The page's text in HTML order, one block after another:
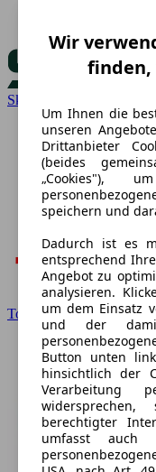
Skoda
Toyota
Wir
finden,
Um Ihnen die
unseren
Drittanbieter
(beides
„Cookies"),
speichern und
Dadurch ist es
entsprechend
Angebot zu
analysieren.
um dem Einsatz
und der damit
Button unten
hinsichtlich der
Verarbeitung
berechtigter
umfasst auch